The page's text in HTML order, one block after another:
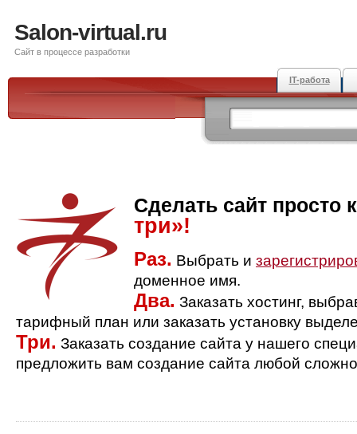
Salon-virtual.ru
Сайт в процессе разработки
IT-работа
Сделать сайт просто
три»!
Раз. Выбрать и
доменное имя.
Два. Заказать хостинг,
тарифный план или заказать установку
Три. Заказать создание сайта у нашего
предложить вам создание сайта любой